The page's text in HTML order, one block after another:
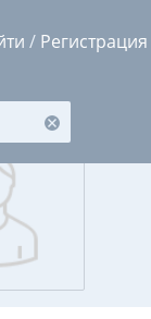
/ Регистрация